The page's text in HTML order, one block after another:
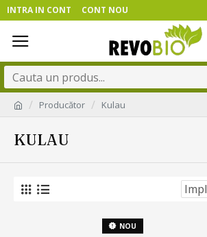
INTRA IN CONT CONT NOU
Producător Kulau
KULAU
NOU